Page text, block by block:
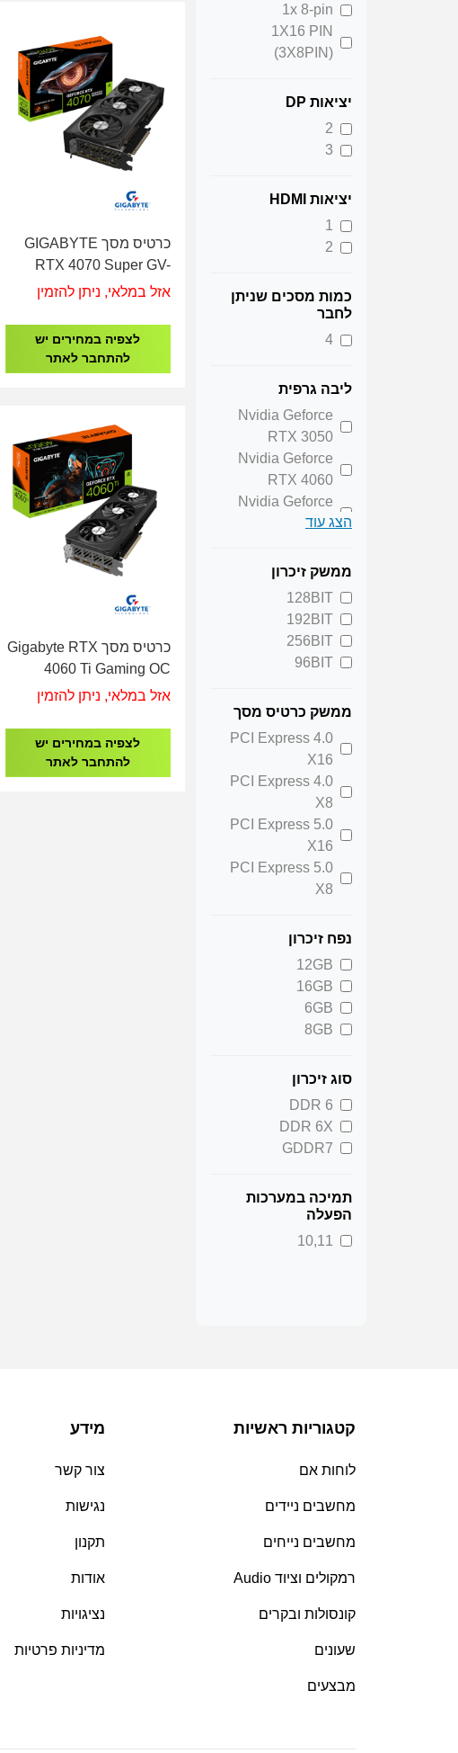
1x 8-pin
1X16 PIN
(3X8PIN)
יציאות DP
2
3
יציאות HDMI
1
2
כמות מסכים שניתן
לחבר
4
ליבה גרפית
Nvidia Geforce
RTX 3050
Nvidia Geforce
RTX 4060
Nvidia Geforce
RTX 4060 TI
RTX 4070
Nvidia Geforce
RTX 5060 TI
Nvidia Geforce
RTX 5070 TI
Nvidia Geforce
RTX 5080
הצג עוד
ממשק זיכרון
128BIT
192BIT
256BIT
96BIT
ממשק כרטיס מסך
PCI Express 4.0
X16
PCI Express 4.0
X8
PCI Express 5.0
X16
PCI Express 5.0
X8
נפח זיכרון
12GB
16GB
6GB
8GB
סוג זיכרון
DDR 6
DDR 6X
GDDR7
תמיכה במערכות
הפעלה
10,11
כרטיס מסך GIGABYTE
RTX 4070 Super GV-
N4070SWF3OC-12GD
אזל במלאי, ניתן להזמין
לצפיה במחירים יש
להתחבר לאתר
כרטיס מסך Gigabyte RTX
4060 Ti Gaming OC
16GB
אזל במלאי, ניתן להזמין
לצפיה במחירים יש
להתחבר לאתר
קטגוריות ראשיות
לוחות אם
מחשבים ניידים
מחשבים נייחים
רמקולים וציוד Audio
קונסולות ובקרים
שעונים
מבצעים
מידע
צור קשר
נגישות
תקנון
אודות
נציגויות
מדיניות פרטיות